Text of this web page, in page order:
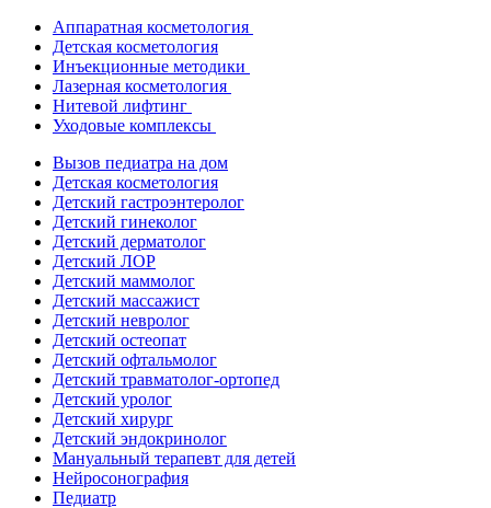
Аппаратная косметология
Детская косметология
Инъекционные методики
Лазерная косметология
Нитевой лифтинг
Уходовые комплексы
Вызов педиатра на дом
Детская косметология
Детский гастроэнтеролог
Детский гинеколог
Детский дерматолог
Детский ЛОР
Детский маммолог
Детский массажист
Детский невролог
Детский остеопат
Детский офтальмолог
Детский травматолог-ортопед
Детский уролог
Детский хирург
Детский эндокринолог
Мануальный терапевт для детей
Нейросонография
Педиатр